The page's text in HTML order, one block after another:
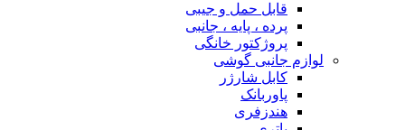
قابل حمل و جیبی
پرده ، پایه ، جانبی
پروژکتور خانگی
لوازم جانبی گوشی
کابل شارژر
پاوربانک
هندزفری